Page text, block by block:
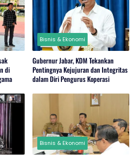
di
Bisnis & Ekonomi
Gubernur Jabar, KDM Tekankan
Pentingnya Kejujuran dan Integritas
dalam Diri Pengurus Koperasi
Bisnis & Ekonomi